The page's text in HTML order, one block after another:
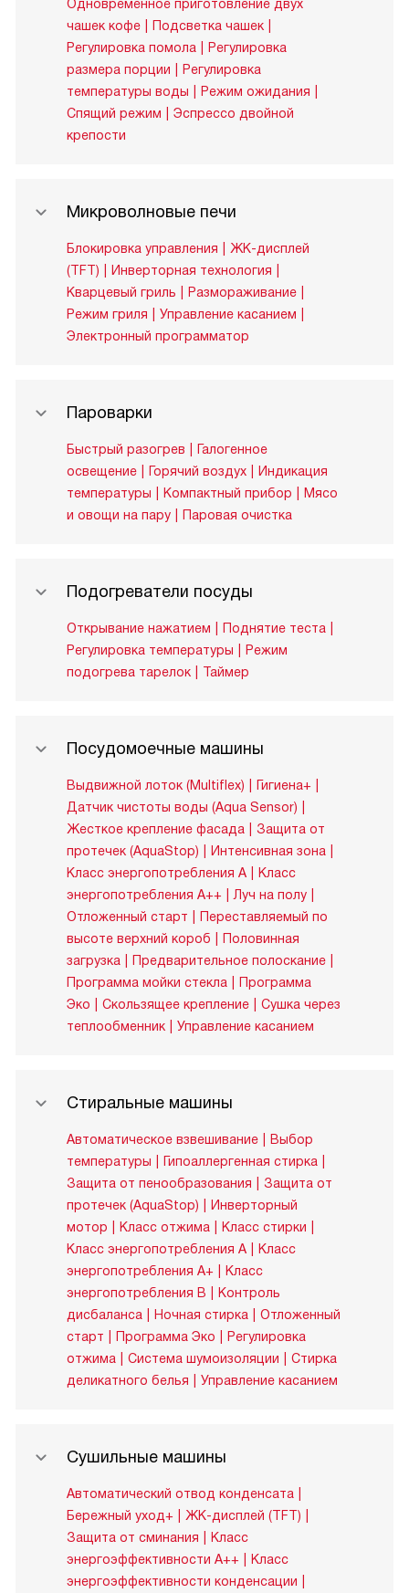
Одновременное приготовление двух
чашек кофе
Подсветка чашек
Регулировка помола
Регулировка
размера порции
Регулировка
температуры воды
Режим ожидания
Спящий режим
Эспрессо двойной
крепости
Микроволновые печи
Блокировка управления
ЖК-дисплей
(TFT)
Инверторная технология
Кварцевый гриль
Размораживание
Режим гриля
Управление касанием
Электронный программатор
Пароварки
Быстрый разогрев
Галогенное
освещение
Горячий воздух
Индикация
температуры
Компактный прибор
Мясо
и овощи на пару
Паровая очистка
Подогреватели посуды
Открывание нажатием
Поднятие теста
Регулировка температуры
Режим
подогрева тарелок
Таймер
Посудомоечные машины
Выдвижной лоток (Multiflex)
Гигиена+
Датчик чистоты воды (Aqua Sensor)
Жесткое крепление фасада
Защита от
протечек (AquaStop)
Интенсивная зона
Класс энергопотребления A
Класс
энергопотребления A++
Луч на полу
Отложенный старт
Переставляемый по
высоте верхний короб
Половинная
загрузка
Предварительное полоскание
Программа мойки стекла
Программа
Эко
Скользящее крепление
Сушка через
теплообменник
Управление касанием
Стиральные машины
Автоматическое взвешивание
Выбор
температуры
Гипоаллергенная стирка
Защита от пенообразования
Защита от
протечек (AquaStop)
Инверторный
мотор
Класс отжима
Класс стирки
Класс энергопотребления A
Класс
энергопотребления A+
Класс
энергопотребления B
Контроль
дисбаланса
Ночная стирка
Отложенный
старт
Программа Эко
Регулировка
отжима
Система шумоизоляции
Стирка
деликатного белья
Управление касанием
Сушильные машины
Автоматический отвод конденсата
Бережный уход+
ЖК-дисплей (TFT)
Защита от сминания
Класс
энергоэффективности A++
Класс
энергоэффективности конденсации